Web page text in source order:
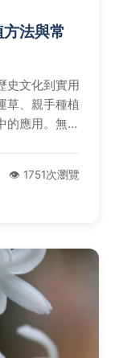
法與常
史文化到實用
草、親手種植
的應用。無論
👁️ 1751次瀏覽